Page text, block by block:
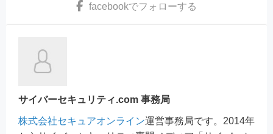
facebookでフォローする
サイバーセキュリティ.com 事務局
株式会社セキュアオンライン運営事務局です。2014年